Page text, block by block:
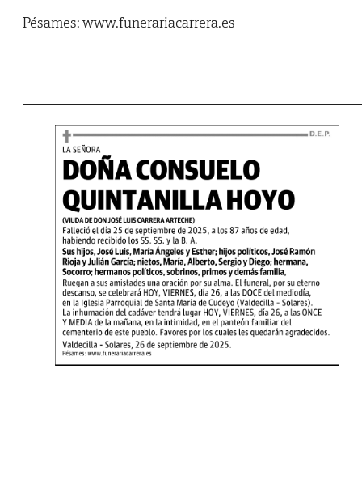
Pésames: www.funerariacarrera.es